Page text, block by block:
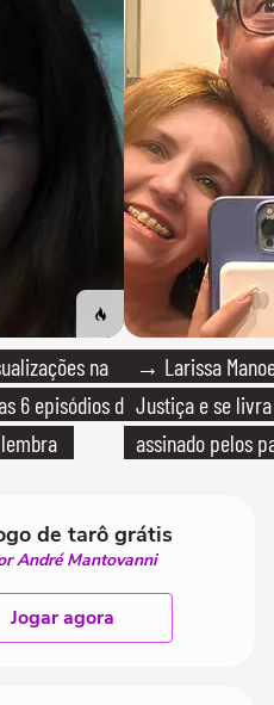
na
6 episódios de
→ Larissa
Justiça e se
assinado pelos
de tarô grátis
André Mantovanni
Jogar agora